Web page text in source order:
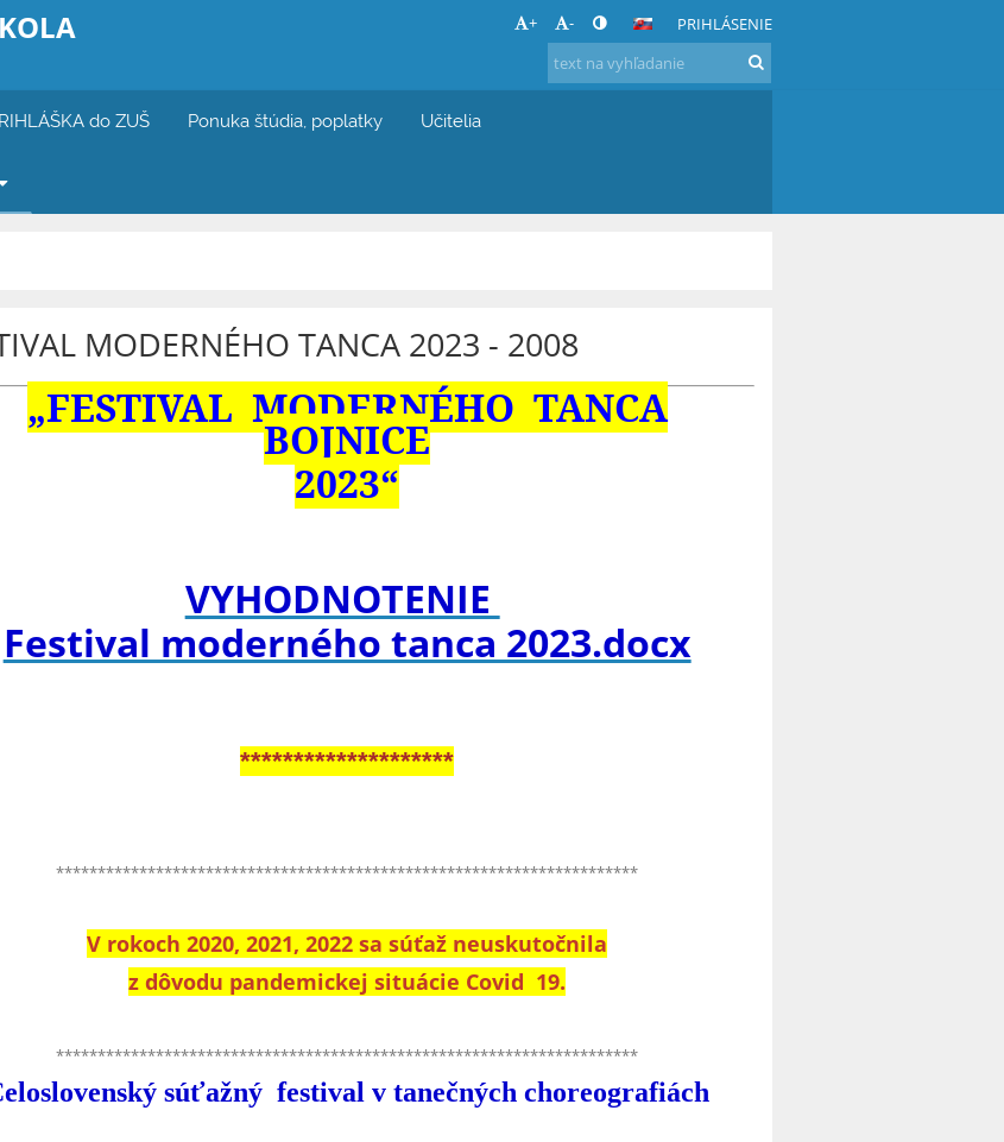
+ - PRIHLÁSENIE
do ZUŠ Ponuka štúdia, poplatky Učitelia
MODERNÉHO TANCA 2023 - 2008
„FESTIVAL MODERNÉHO TANCA
BOJNICE
2023“
VYHODNOTENIE
Festival moderného tanca 2023.docx
********************
**********************************************************************
V rokoch 2020, 2021, 2022 sa súťaž neuskutočnila
z dôvodu pandemickej situácie Covid 19.
**********************************************************************
súťažný festival v tanečných choreografiách